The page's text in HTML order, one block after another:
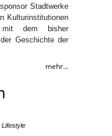
Stadtwerke
Kulturinstitutionen
dem bisher
Geschichte der
mehr...
Lifestyle